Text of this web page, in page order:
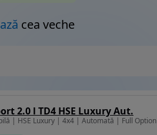
cea veche
2.0 l TD4 HSE Luxury Aut.
| HSE Luxury | 4x4 | Automată | Full Option